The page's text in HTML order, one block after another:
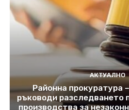
АКТУАЛНО
Районна прокуратура
ръководи разследването
производства за